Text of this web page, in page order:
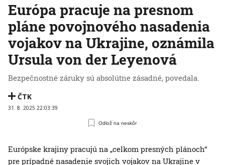
Európa pracuje na presnom
pláne povojnového nasadenia
vojakov na Ukrajine, oznámila
Ursula von der Leyenová
Bezpečnostné záruky sú absolútne zásadné, povedala.
ČTK
31. 8. 2025 22:03:39
Odlož na neskôr
Európske krajiny pracujú na „celkom presných plánoch“
pre prípadné nasadenie svojich vojakov na Ukrajine v